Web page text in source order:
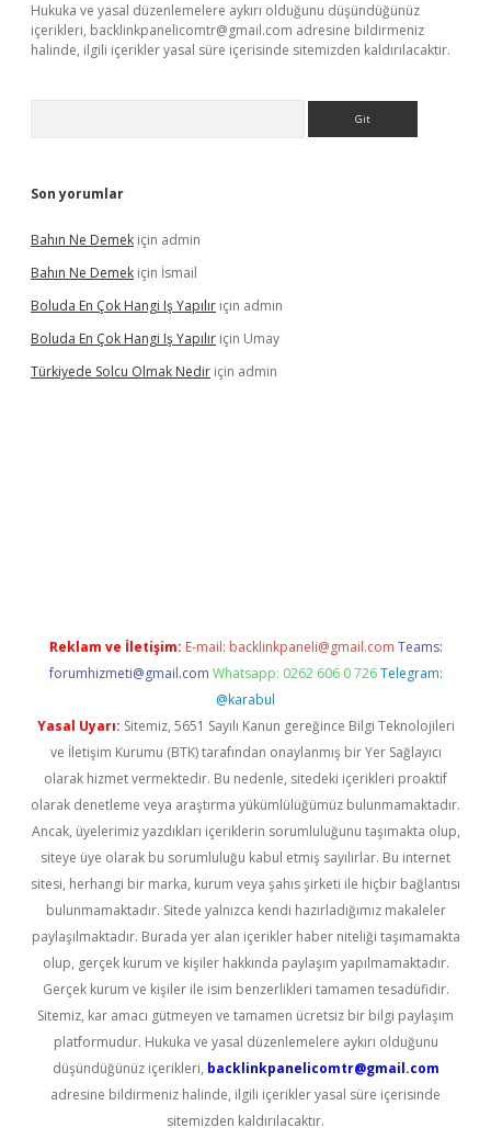
Hukuka ve yasal düzenlemelere aykırı olduğunu düşündüğünüz
içerikleri, backlinkpanelicomtr@gmail.com adresine bildirmeniz
halinde, ilgili içerikler yasal süre içerisinde sitemizden kaldırılacaktır.
Son yorumlar
Bahın Ne Demek için admin
Bahın Ne Demek için İsmail
Boluda En Çok Hangi Iş Yapılır için admin
Boluda En Çok Hangi Iş Yapılır için Umay
Türkiyede Solcu Olmak Nedir için admin
Reklam ve İletişim: E-mail: backlinkpaneli@gmail.com Teams:
forumhizmeti@gmail.com Whatsapp: 0262 606 0 726 Telegram:
@karabul
Yasal Uyarı: Sitemiz, 5651 Sayılı Kanun gereğince Bilgi Teknolojileri
ve İletişim Kurumu (BTK) tarafından onaylanmış bir Yer Sağlayıcı
olarak hizmet vermektedir. Bu nedenle, sitedeki içerikleri proaktif
olarak denetleme veya araştırma yükümlülüğümüz bulunmamaktadır.
Ancak, üyelerimiz yazdıkları içeriklerin sorumluluğunu taşımakta olup,
siteye üye olarak bu sorumluluğu kabul etmiş sayılırlar. Bu internet
sitesi, herhangi bir marka, kurum veya şahıs şirketi ile hiçbir bağlantısı
bulunmamaktadır. Sitede yalnızca kendi hazırladığımız makaleler
paylaşılmaktadır. Burada yer alan içerikler haber niteliği taşımamakta
olup, gerçek kurum ve kişiler hakkında paylaşım yapılmamaktadır.
Gerçek kurum ve kişiler ile isim benzerlikleri tamamen tesadüfidir.
Sitemiz, kar amacı gütmeyen ve tamamen ücretsiz bir bilgi paylaşım
platformudur. Hukuka ve yasal düzenlemelere aykırı olduğunu
düşündüğünüz içerikleri, backlinkpanelicomtr@gmail.com
adresine bildirmeniz halinde, ilgili içerikler yasal süre içerisinde
sitemizden kaldırılacaktır.